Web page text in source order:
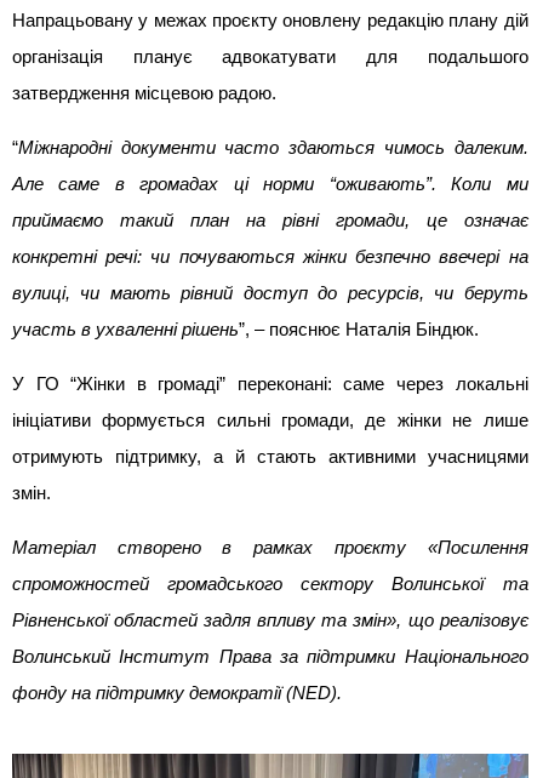
Напрацьовану у межах проєкту оновлену редакцію плану дій
організація планує адвокатувати для подальшого
затвердження місцевою радою.
“Міжнародні документи часто здаються чимось далеким.
Але саме в громадах ці норми “оживають”. Коли ми
приймаємо такий план на рівні громади, це означає
конкретні речі: чи почуваються жінки безпечно ввечері на
вулиці, чи мають рівний доступ до ресурсів, чи беруть
участь в ухваленні рішень”, – пояснює Наталія Біндюк.
У ГО “Жінки в громаді” переконані: саме через локальні
ініціативи формується сильні громади, де жінки не лише
отримують підтримку, а й стають активними учасницями
змін.
Матеріал створено в рамках проєкту «Посилення
спроможностей громадського сектору Волинської та
Рівненської областей задля впливу та змін», що реалізовує
Волинський Інститут Права за підтримки Національного
фонду на підтримку демократії (NED).